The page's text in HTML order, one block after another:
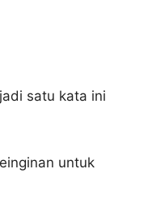
satu kata ini
untuk